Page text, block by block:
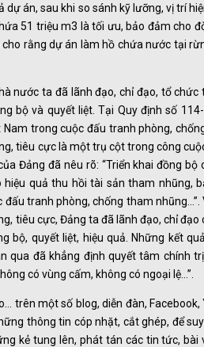
dự án, sau khi so sánh kỹ lưỡng, vị trí
51 triệu m3 là tối ưu, bảo đảm cho
cho rằng dự án làm hồ chứa nước tại
nước ta đã lãnh đạo, chỉ đạo, tổ
bộ và quyết liệt. Tại Quy định số
trong cuộc đấu tranh phòng,
tiêu cực là một trụ cột trong công
Đảng đã nêu rõ: “Triển khai đồng
hiệu quả thu hồi tài sản tham nhũng,
tranh phòng, chống tham
tiêu cực, Đảng ta đã lãnh đạo, chỉ
bộ, quyết liệt, hiệu quả. Những kết
qua đã khẳng định quyết tâm chính
có vùng cấm, không có ngoại lệ…”.
trên một số blog, diễn đàn,
thông tin cóp nhặt, cắt ghép, để
kẻ tung lên, phát tán các tin tức, bài